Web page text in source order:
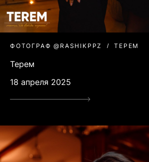
ФОТОГРАФ @RASHIKPPZ ТЕРЕМ
Терем
18 апреля 2025